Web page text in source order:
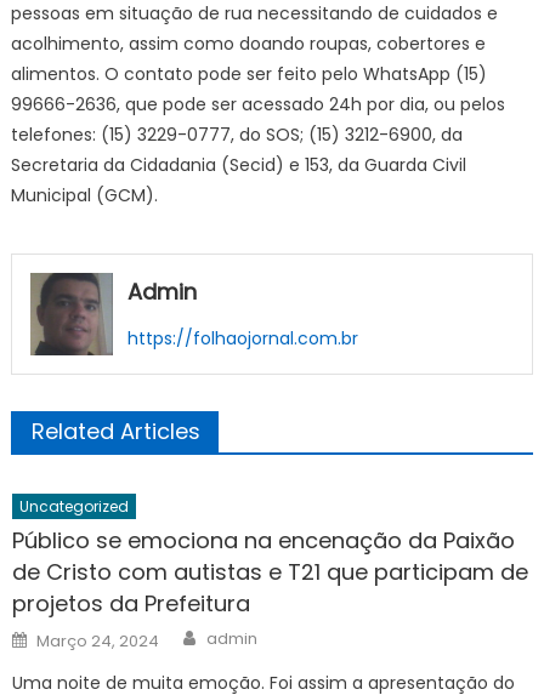
pessoas em situação de rua necessitando de cuidados e
acolhimento, assim como doando roupas, cobertores e
alimentos. O contato pode ser feito pelo WhatsApp (15)
99666-2636, que pode ser acessado 24h por dia, ou pelos
telefones: (15) 3229-0777, do SOS; (15) 3212-6900, da
Secretaria da Cidadania (Secid) e 153, da Guarda Civil
Municipal (GCM).
Admin
https://folhaojornal.com.br
Related Articles
Uncategorized
Público se emociona na encenação da Paixão
de Cristo com autistas e T21 que participam de
projetos da Prefeitura
Posted
on
Março 24, 2024 Author
admin
Uma noite de muita emoção. Foi assim a apresentação do